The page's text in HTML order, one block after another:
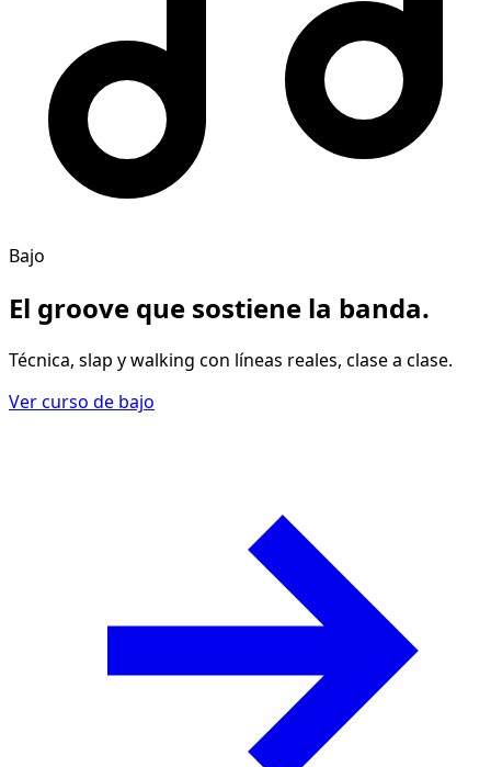
Bajo
El groove que sostiene la banda.
Técnica, slap y walking con líneas reales, clase a clase.
Ver curso de bajo